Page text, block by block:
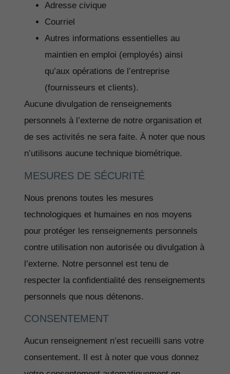
Adresse civique
Courriel
Autres informations essentielles au
maintien en emploi (employés) ainsi
qu’aux opérations de l’entreprise
(fournisseurs et clients).
Aucune divulgation de renseignements
personnels à l’externe de notre organisation et
de ses activités ne sera faite. À noter que nous
n’utilisons aucune technique biométrique.
MESURES DE SÉCURITÉ
Nous prenons toutes les mesures
technologiques et humaines en nos moyens
pour protéger les renseignements personnels
contre utilisation non autorisée ou divulgation à
l’externe. Notre personnel est tenu de
respecter la confidentialité des renseignements
personnels que nous détenons.
CONSENTEMENT
Aucun renseignement n’est recueilli sans votre
consentement. Il est à noter que vous donnez